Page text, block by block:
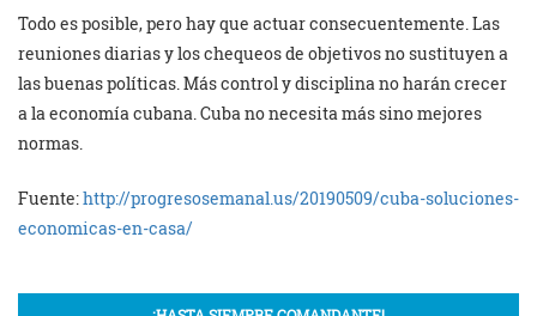
Todo es posible, pero hay que actuar consecuentemente. Las
reuniones diarias y los chequeos de objetivos no sustituyen a
las buenas políticas. Más control y disciplina no harán crecer
a la economía cubana. Cuba no necesita más sino mejores
normas.
Fuente:http://progresosemanal.us/20190509/cuba-soluciones-
economicas-en-casa/